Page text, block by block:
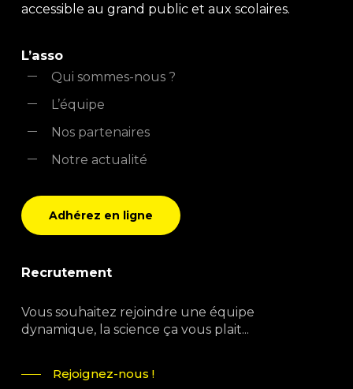
accessible au grand public et aux scolaires.
L’asso
Qui sommes-nous ?
L’équipe
Nos partenaires
Notre actualité
Adhérez en ligne
Recrutement
Vous souhaitez rejoindre une équipe
dynamique, la science ça vous plait...
Rejoignez-nous !